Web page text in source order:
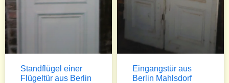
Standflügel einer
Flügeltür aus Berlin
Eingangstür aus
Berlin Mahlsdorf